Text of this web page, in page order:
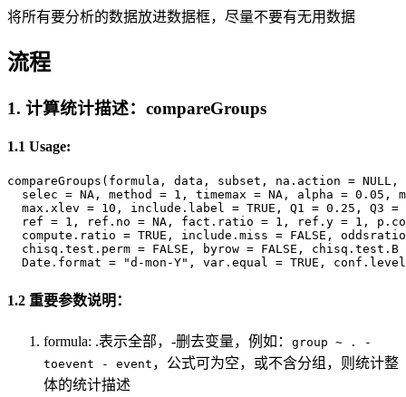
将所有要分析的数据放进数据框，尽量不要有无用数据
流程
1. 计算统计描述：compareGroups
1.1 Usage:
compareGroups(formula, data, subset, na.action =
selec = NA, method = 1, timemax = NA, alpha = 0.05,
max.xlev = 10, include.label = TRUE, Q1 = 0.25, Q3
ref = 1, ref.no = NA, fact.ratio = 1, ref.y = 1,
compute.ratio = TRUE, include.miss = FALSE,
chisq.test.perm = FALSE, byrow = FALSE,
Date.format = "d-mon-Y", var.equal = TRUE,
1.2 重要参数说明：
formula: .表示全部，-删去变量，例如： group ~ . -
toevent - event ，公式可为空，或不含分组，则统计整
体的统计描述